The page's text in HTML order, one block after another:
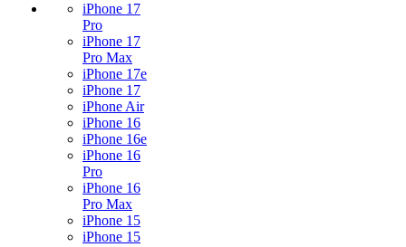
iPhone 17
Pro
iPhone 17
Pro Max
iPhone 17e
iPhone 17
iPhone Air
iPhone 16
iPhone 16e
iPhone 16
Pro
iPhone 16
Pro Max
iPhone 15
iPhone 15